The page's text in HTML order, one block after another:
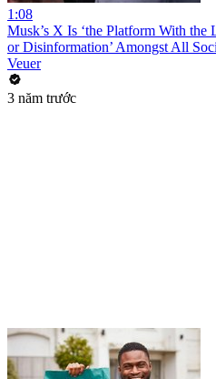
1:08
Musk’s X Is ‘the Platform With
or Disinformation’ Amongst All
Veuer
3 năm trước